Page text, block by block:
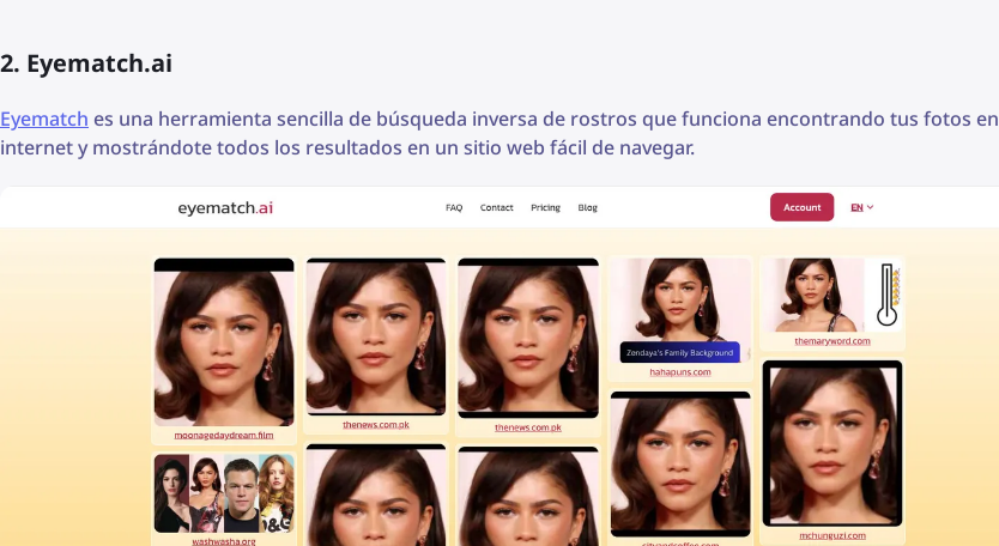
2. Eyematch.ai
Eyematch es una herramienta sencilla de búsqueda inversa de rostros que funciona encontrando tus fotos en
internet y mostrándote todos los resultados en un sitio web fácil de navegar.